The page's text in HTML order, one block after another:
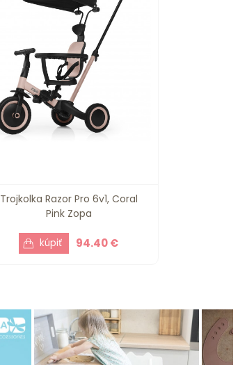
Trojkolka Razor Pro 6v1, Coral
Pink Zopa
94.40 €